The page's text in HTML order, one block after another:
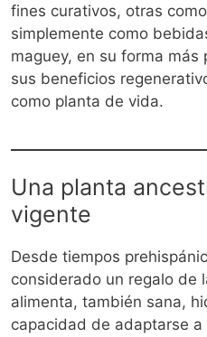
fines curativos, otras
simplemente como
maguey, en su forma más
sus beneficios
como planta de vida.
Una planta
vigente
Desde tiempos
considerado un regalo de
alimenta, también sana,
capacidad de adaptarse